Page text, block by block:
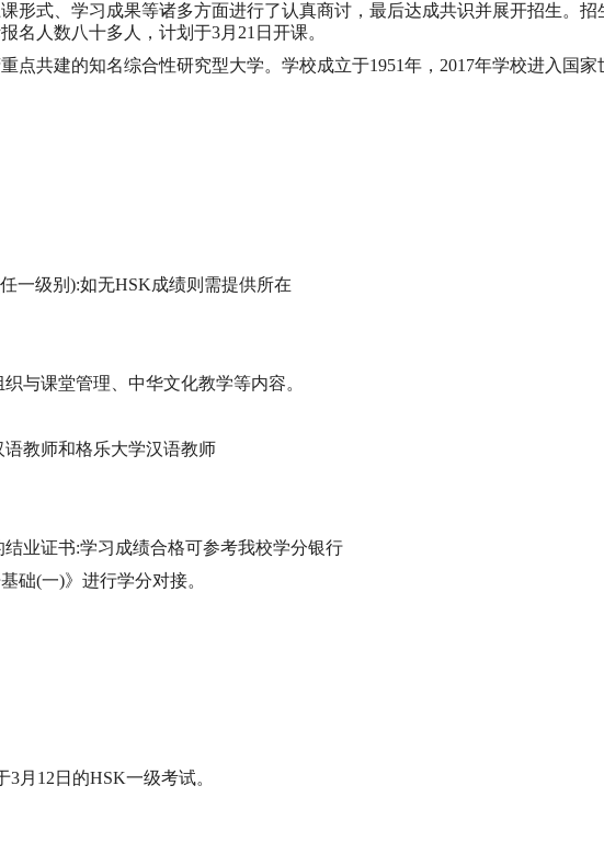
形式、学习成果等诸多方面进行了认真商讨，最后达成共识并展开招生。
名人数八十多人，计划于3月21日开课。
点共建的知名综合性研究型大学。学校成立于1951年，2017年学校进入国
一级别):如无HSK成绩则需提供所在
与课堂管理、中华文化教学等内容。
教师和格乐大学汉语教师
业证书:学习成绩合格可参考我校学分银行
础(一)》进行学分对接。
月12日的HSK一级考试。